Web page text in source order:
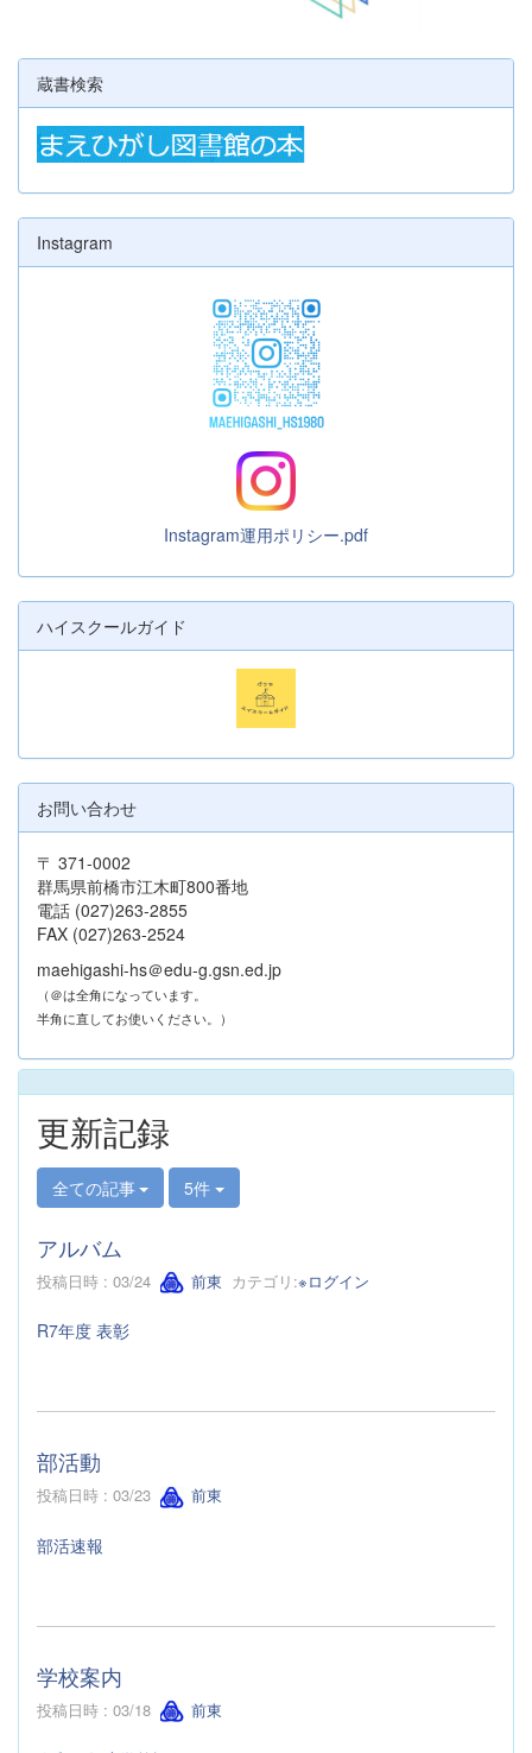
蔵書検索
Instagram
Instagram運用ポリシー.pdf
ハイスクールガイド
お問い合わせ
〒 371-0002
群馬県前橋市江木町800番地
電話 (027)263-2855
FAX (027)263-2524
maehigashi-hs＠edu-g.gsn.ed.jp
（＠は全角になっています。
半角に直してお使いください。）
更新記録
全ての記事 5件
アルバム
投稿日時 : 03/24 前東 カテゴリ:※ログイン
R7年度 表彰
部活動
投稿日時 : 03/23 前東
部活速報
学校案内
投稿日時 : 03/18 前東